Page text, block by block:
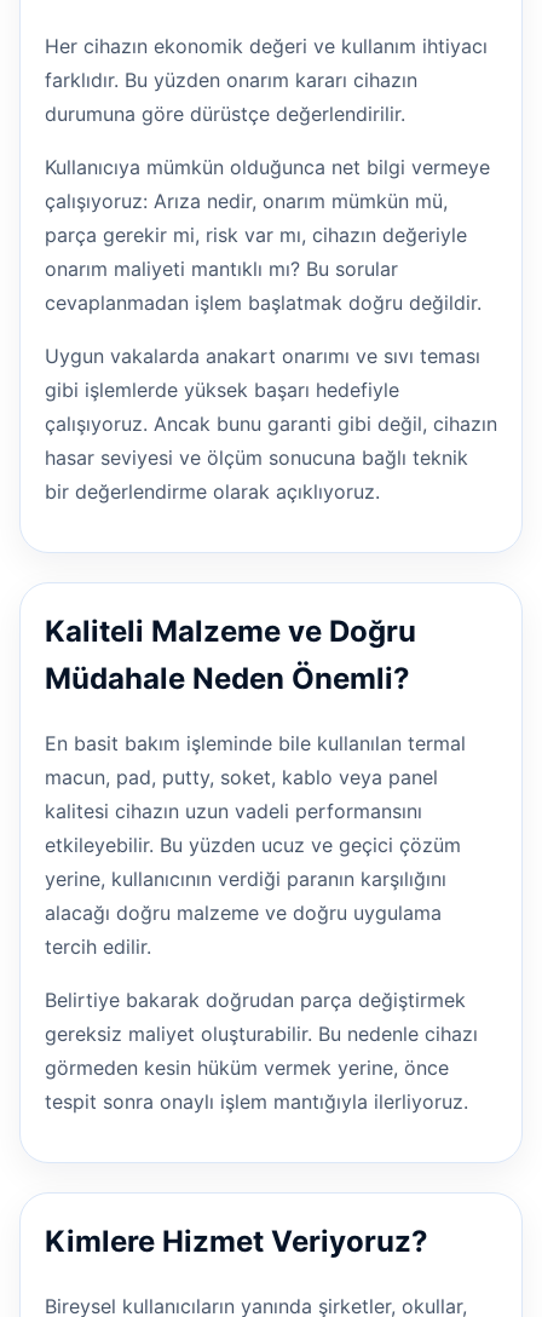
Her cihazın ekonomik değeri ve kullanım ihtiyacı
farklıdır. Bu yüzden onarım kararı cihazın
durumuna göre dürüstçe değerlendirilir.
Kullanıcıya mümkün olduğunca net bilgi vermeye
çalışıyoruz: Arıza nedir, onarım mümkün mü,
parça gerekir mi, risk var mı, cihazın değeriyle
onarım maliyeti mantıklı mı? Bu sorular
cevaplanmadan işlem başlatmak doğru değildir.
Uygun vakalarda anakart onarımı ve sıvı teması
gibi işlemlerde yüksek başarı hedefiyle
çalışıyoruz. Ancak bunu garanti gibi değil, cihazın
hasar seviyesi ve ölçüm sonucuna bağlı teknik
bir değerlendirme olarak açıklıyoruz.
Kaliteli Malzeme ve Doğru
Müdahale Neden Önemli?
En basit bakım işleminde bile kullanılan termal
macun, pad, putty, soket, kablo veya panel
kalitesi cihazın uzun vadeli performansını
etkileyebilir. Bu yüzden ucuz ve geçici çözüm
yerine, kullanıcının verdiği paranın karşılığını
alacağı doğru malzeme ve doğru uygulama
tercih edilir.
Belirtiye bakarak doğrudan parça değiştirmek
gereksiz maliyet oluşturabilir. Bu nedenle cihazı
görmeden kesin hüküm vermek yerine, önce
tespit sonra onaylı işlem mantığıyla ilerliyoruz.
Kimlere Hizmet Veriyoruz?
Bireysel kullanıcıların yanında şirketler, okullar,